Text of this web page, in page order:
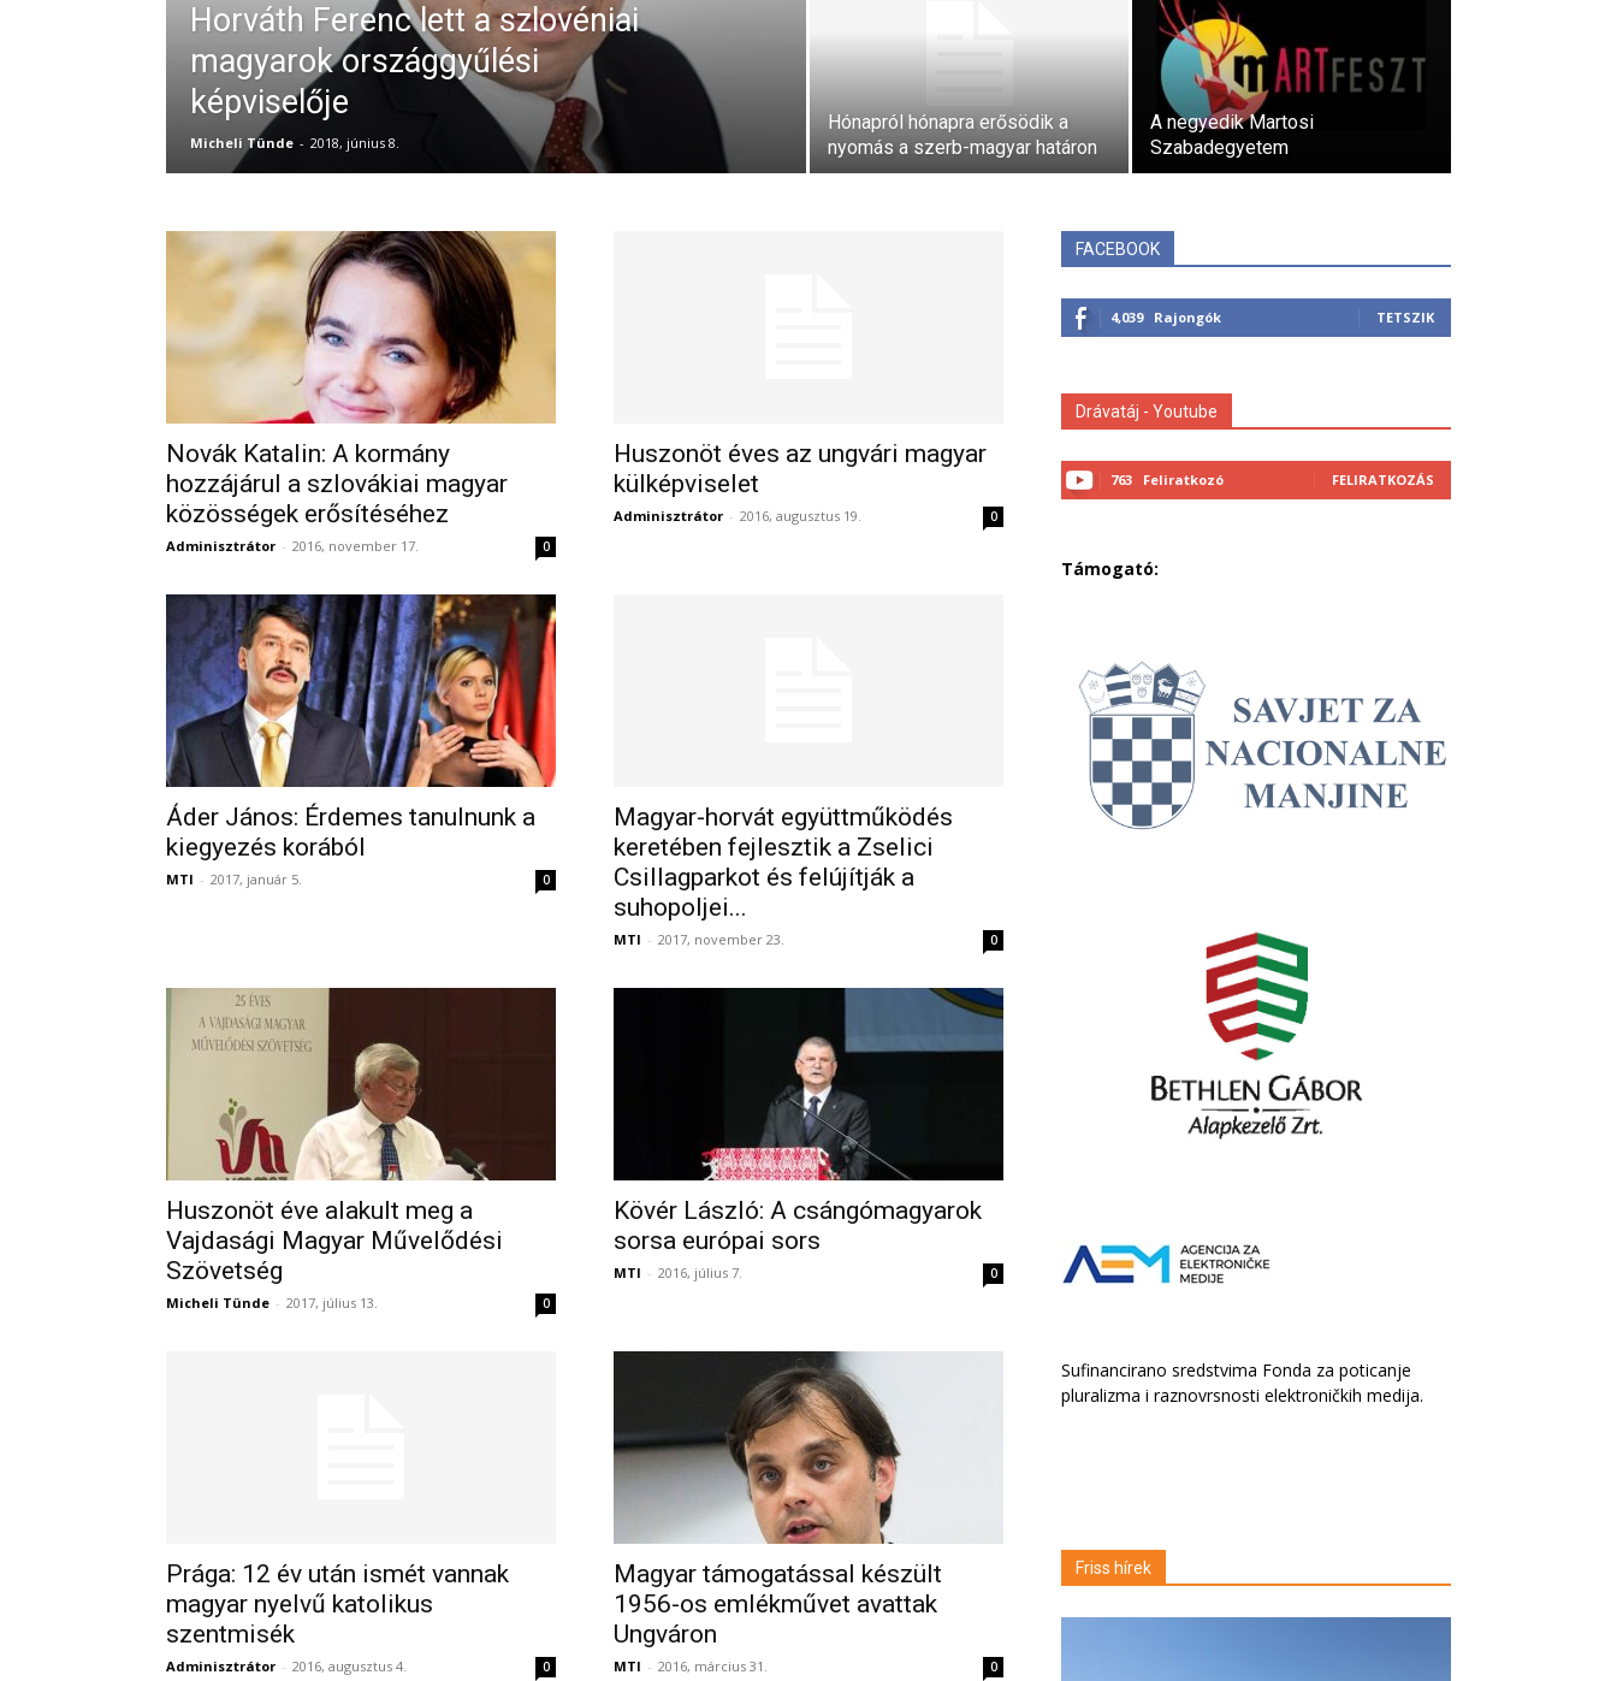
Horváth Ferenc lett a szlovéniai
magyarok országgyűlési
képviselője
Micheli Tünde - 2018, június 8.
Hónapról hónapra erősödik a
nyomás a szerb-magyar határon
A negyedik Martosi
Szabadegyetem
Novák Katalin: A kormány
hozzájárul a szlovákiai magyar
közösségek erősítéséhez
Adminisztrátor - 2016, november 17. 0
Huszonöt éves az ungvári magyar
külképviselet
Adminisztrátor - 2016, augusztus 19. 0
Áder János: Érdemes tanulnunk a
kiegyezés korából
MTI - 2017, január 5. 0
Magyar-horvát együttműködés
keretében fejlesztik a Zselici
Csillagparkot és felújítják a
suhopoljei...
MTI - 2017, november 23. 0
Huszonöt éve alakult meg a
Vajdasági Magyar Művelődési
Szövetség
Micheli Tünde - 2017, július 13. 0
Kövér László: A csángómagyarok
sorsa európai sors
MTI - 2016, július 7. 0
Prága: 12 év után ismét vannak
magyar nyelvű katolikus
szentmisék
Adminisztrátor - 2016, augusztus 4. 0
Magyar támogatással készült
1956-os emlékművet avattak
Ungváron
MTI - 2016, március 31. 0
FACEBOOK
4,039 Rajongók TETSZIK
Drávatáj - Youtube
763 Feliratkozó FELIRATKOZÁS
Támogató:
Sufinancirano sredstvima Fonda za poticanje
pluralizma i raznovrsnosti elektroničkih medija.
Friss hírek